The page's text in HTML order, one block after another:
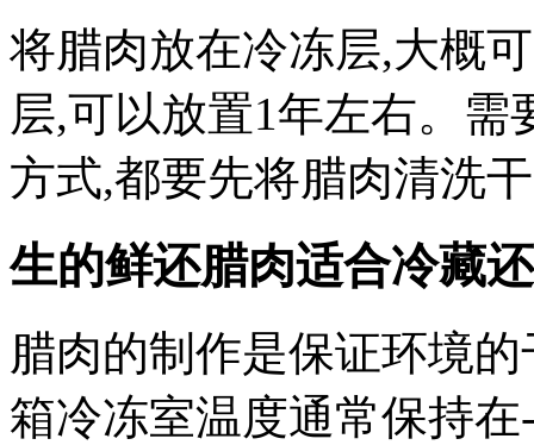
将腊肉放在冷冻层,大概
层,可以放置1年左右。
方式,都要先将腊肉清洗
生的鲜还腊肉适合冷藏
腊肉的制作是保证环境
箱冷冻室温度通常保持